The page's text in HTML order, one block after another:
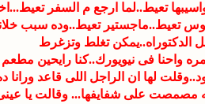
تعيط..لما ارجع م السفر
تعيط..ماجستير تعيط..وده سبب
الدكتوراه..يمكن تغلط وتزغرط
واحنا فى نيويورك..كنا رايحين
لها ان الراجل اللى قاعد ورانا
مصمصت على شفايفها... وقالت يا